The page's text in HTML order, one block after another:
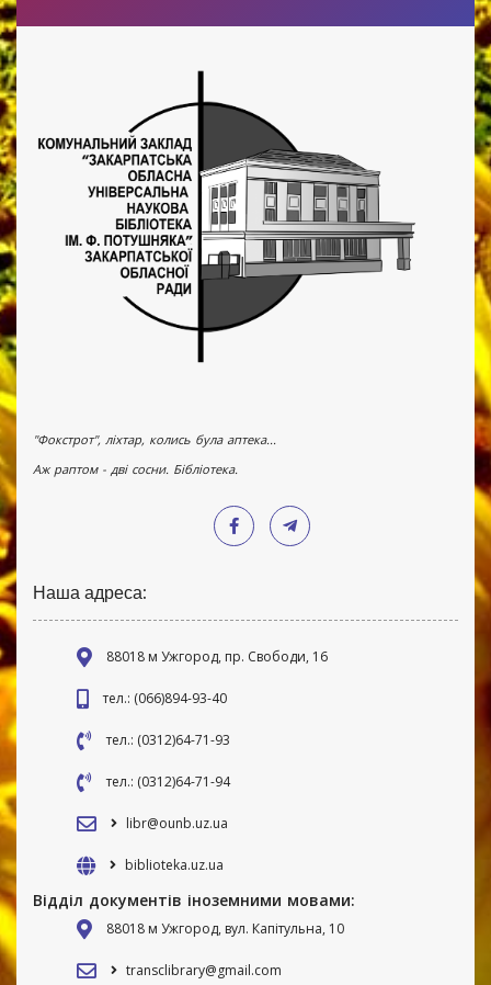
"Фокстрот", ліхтар, колись була аптека...
Аж раптом - дві сосни. Бібліотека.
Наша адреса:
88018 м Ужгород, пр. Свободи, 16
тел.: (066)894-93-40
тел.: (0312)64-71-93
тел.: (0312)64-71-94
libr@ounb.uz.ua
biblioteka.uz.ua
Відділ документів іноземними мовами:
88018 м Ужгород, вул. Капітульна, 10
transclibrary@gmail.com